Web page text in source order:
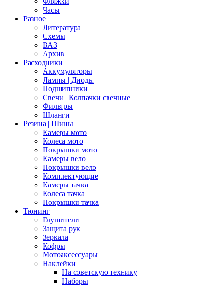
Часы
Разное
Литература
Схемы
ВАЗ
Архив
Расходники
Аккумуляторы
Лампы | Диоды
Подшипники
Свечи | Колпачки свечные
Фильтры
Шланги
Резина | Шины
Камеры мото
Колеса мото
Покрышки мото
Камеры вело
Покрышки вело
Комплектующие
Камеры тачка
Колеса тачка
Покрышки тачка
Тюнинг
Глушители
Защита рук
Зеркала
Кофры
Мотоаксессуары
Наклейки
На советскую технику
Наборы